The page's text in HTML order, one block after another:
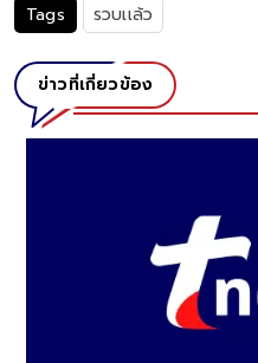
Tags รวบเเล้ว
ข่าวที่เกี่ยวข้อง